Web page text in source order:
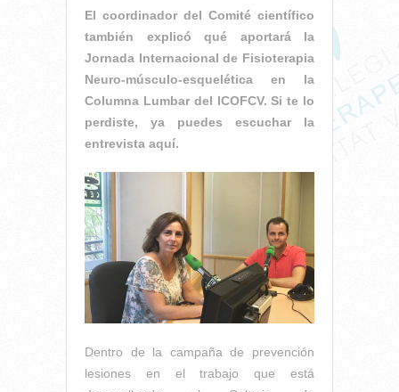
El coordinador del Comité científico
también explicó qué aportará la
Jornada Internacional de Fisioterapia
Neuro-músculo-esquelética en la
Columna Lumbar del ICOFCV. Si te lo
perdiste, ya puedes escuchar la
entrevista aquí.
Dentro de la campaña de prevención
lesiones en el trabajo que está